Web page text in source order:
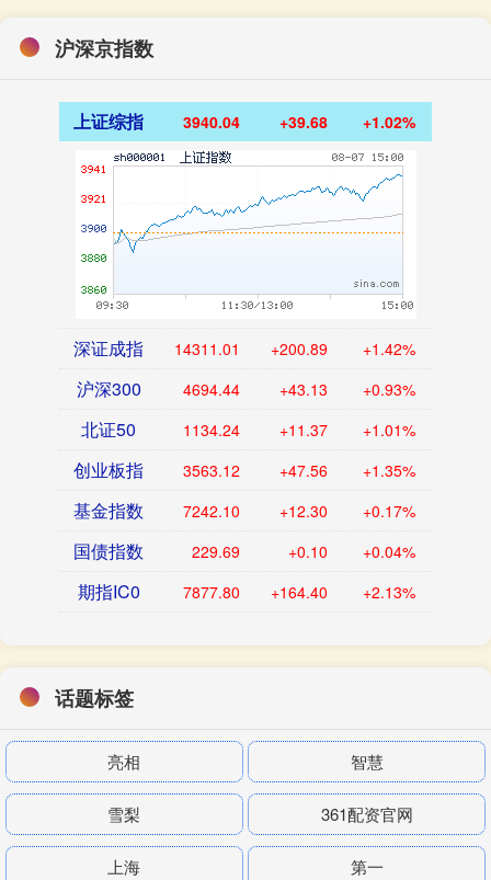
沪深京指数
上证综指 3940.04 +39.68 +1.02%
深证成指 14311.01 +200.89 +1.42%
沪深300 4694.44 +43.13 +0.93%
北证50 1134.24 +11.37 +1.01%
创业板指 3563.12 +47.56 +1.35%
基金指数 7242.10 +12.30 +0.17%
国债指数 229.69 +0.10 +0.04%
期指IC0 7877.80 +164.40 +2.13%
话题标签
亮相 智慧
雪梨 361配资官网
上海 第一